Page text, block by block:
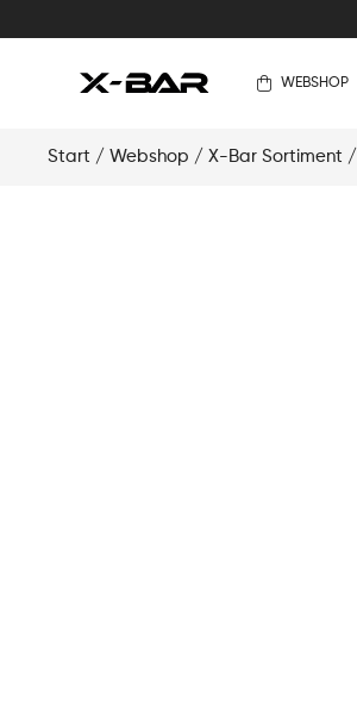
WEBSHOP
Start / Webshop / X-Bar Sortiment /